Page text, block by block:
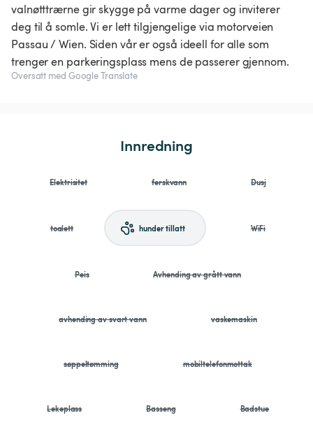
valnøtttrærne gir skygge på varme dager og inviterer
deg til å somle. Vi er lett tilgjengelige via motorveien
Passau / Wien. Siden vår er også ideell for alle som
trenger en parkeringsplass mens de passerer gjennom.
Oversatt med Google Translate
Innredning
Elektrisitet ferskvann Dusj
toalett hunder tillatt WiFi
Peis Avhending av grått vann
avhending av svart vann vaskemaskin
søppeltømming mobiltelefonmottak
Lekeplass Basseng Badstue